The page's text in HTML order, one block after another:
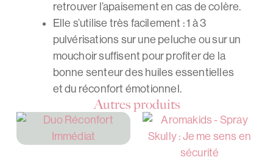
retrouver l’apaisement en cas de colère.
Elle s’utilise très facilement : 1 à 3
pulvérisations sur une peluche ou sur un
mouchoir suffisent pour profiter de la
bonne senteur des huiles essentielles
et du réconfort émotionnel.
Autres produits